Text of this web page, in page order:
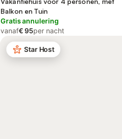
Balkon en Tuin
Gratis annulering
vanaf€ 95per nacht
Star Host